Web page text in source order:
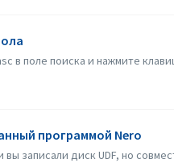
в поле поиска и нажмите
программой Nero
записали диск UDF, но